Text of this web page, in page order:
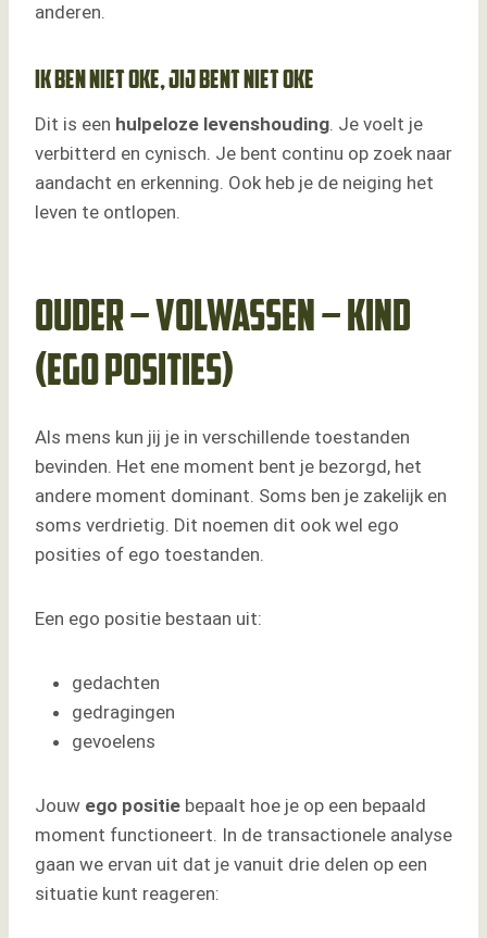
anderen.
Ik ben niet oke, jij bent niet oke
Dit is een hulpeloze levenshouding. Je voelt je
verbitterd en cynisch. Je bent continu op zoek naar
aandacht en erkenning. Ook heb je de neiging het
leven te ontlopen.
Ouder – Volwassen – Kind
(ego posities)
Als mens kun jij je in verschillende toestanden
bevinden. Het ene moment bent je bezorgd, het
andere moment dominant. Soms ben je zakelijk en
soms verdrietig. Dit noemen dit ook wel ego
posities of ego toestanden.
Een ego positie bestaan uit:
gedachten
gedragingen
gevoelens
Jouw ego positie bepaalt hoe je op een bepaald
moment functioneert. In de transactionele analyse
gaan we ervan uit dat je vanuit drie delen op een
situatie kunt reageren: